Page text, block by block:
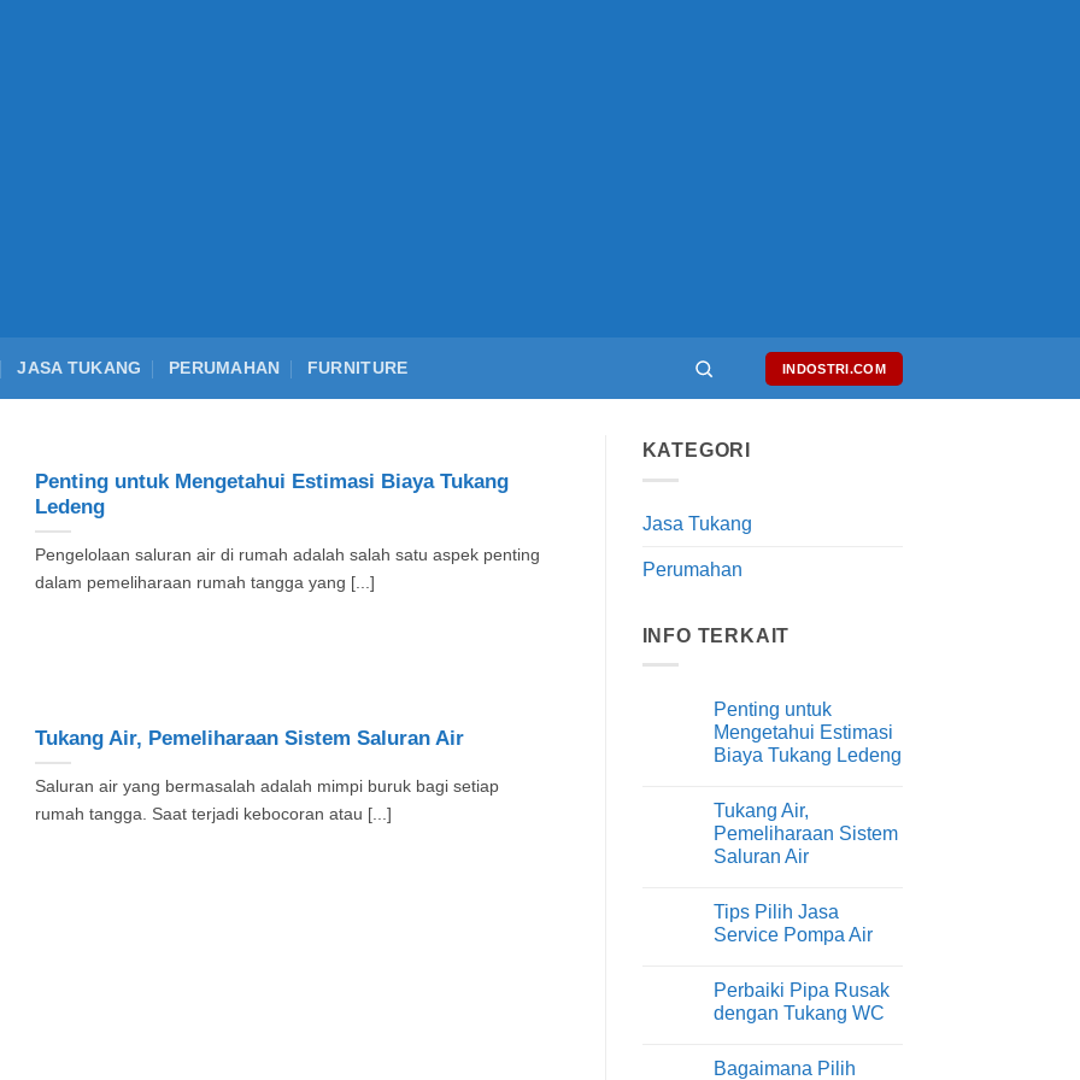
JASA TUKANG PERUMAHAN FURNITURE INDOSTRI.COM
Penting untuk Mengetahui Estimasi Biaya Tukang
Ledeng
Pengelolaan saluran air di rumah adalah salah satu aspek penting
dalam pemeliharaan rumah tangga yang [...]
Tukang Air, Pemeliharaan Sistem Saluran Air
Saluran air yang bermasalah adalah mimpi buruk bagi setiap
rumah tangga. Saat terjadi kebocoran atau [...]
KATEGORI
Jasa Tukang
Perumahan
INFO TERKAIT
Penting untuk
Mengetahui Estimasi
Biaya Tukang Ledeng
komentar
pada
Penting
untuk
Biaya
Tukang
Ledeng
Tukang Air,
Pemeliharaan Sistem
Saluran Air
komentar
pada
Tukang
Sistem
Saluran
Air
Tips Pilih Jasa
Service Pompa Air
komentar
pada
Tips
Service
Perbaiki Pipa Rusak
dengan Tukang WC
komentar
Bagaimana Pilih